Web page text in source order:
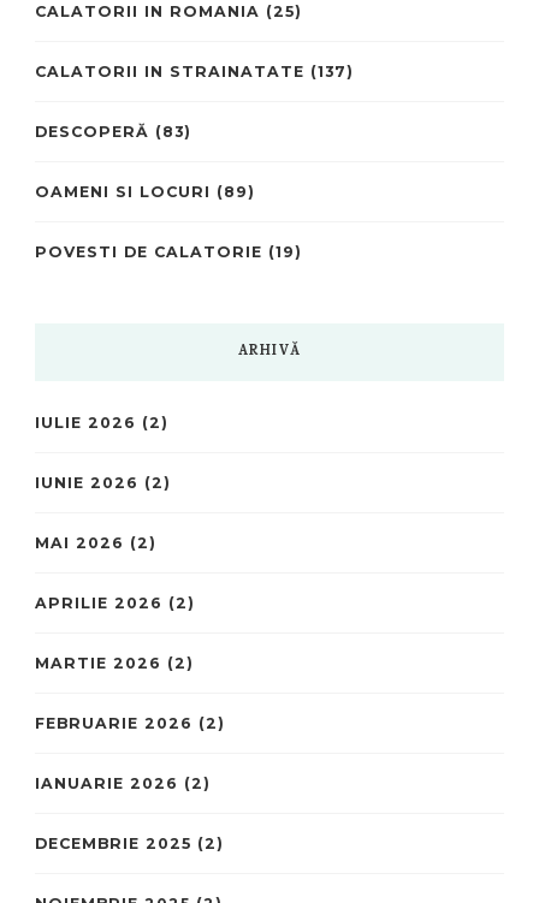
CALATORII IN ROMANIA (25)
CALATORII IN STRAINATATE (137)
DESCOPERĂ (83)
OAMENI SI LOCURI (89)
POVESTI DE CALATORIE (19)
ARHIVĂ
IULIE 2026 (2)
IUNIE 2026 (2)
MAI 2026 (2)
APRILIE 2026 (2)
MARTIE 2026 (2)
FEBRUARIE 2026 (2)
IANUARIE 2026 (2)
DECEMBRIE 2025 (2)